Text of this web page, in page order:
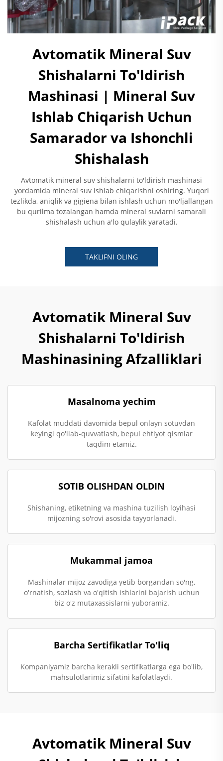
Avtomatik Mineral Suv
Shishalarni To'ldirish
Mashinasi | Mineral Suv
Ishlab Chiqarish Uchun
Samarador va Ishonchli
Shishalash
Avtomatik mineral suv shishalarni to'ldirish mashinasi
yordamida mineral suv ishlab chiqarishni oshiring. Yuqori
tezlikda, aniqlik va gigiena bilan ishlash uchun mo'ljallangan
bu qurilma tozalangan hamda mineral suvlarni samarali
shishalash uchun a'lo qulaylik yaratadi.
TAKLIFNI OLING
Avtomatik Mineral Suv
Shishalarni To'ldirish
Mashinasining Afzalliklari
Masalnoma yechim
Kafolat muddati davomida bepul onlayn sotuvdan
keyingi qo'llab-quvvatlash, bepul ehtiyot qismlar
taqdim etamiz.
SOTIB OLISHDAN OLDIN
Shishaning, etiketning va mashina tuzilish loyihasi
mijozning so'rovi asosida tayyorlanadi.
Mukammal jamoa
Mashinalar mijoz zavodiga yetib borgandan so'ng,
o'rnatish, sozlash va o'qitish ishlarini bajarish uchun
biz o'z mutaxassislarni yuboramiz.
Barcha Sertifikatlar To'liq
Kompaniyamiz barcha kerakli sertifikatlarga ega bo'lib,
mahsulotlarimiz sifatini kafolatlaydi.
Avtomatik Mineral Suv